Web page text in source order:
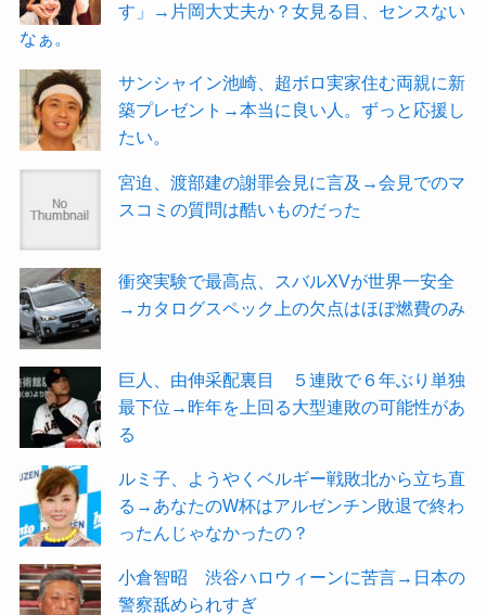
す」→片岡大丈夫か？女見る目、センスない
なぁ。
サンシャイン池崎、超ボロ実家住む両親に新
築プレゼント→本当に良い人。ずっと応援し
たい。
宮迫、渡部建の謝罪会見に言及→会見でのマ
スコミの質問は酷いものだった
衝突実験で最高点、スバルXVが世界一安全
→カタログスペック上の欠点はほぼ燃費のみ
巨人、由伸采配裏目 ５連敗で６年ぶり単独
最下位→昨年を上回る大型連敗の可能性があ
る
ルミ子、ようやくベルギー戦敗北から立ち直
る→あなたのW杯はアルゼンチン敗退で終わ
ったんじゃなかったの？
小倉智昭 渋谷ハロウィーンに苦言→日本の
警察舐められすぎ